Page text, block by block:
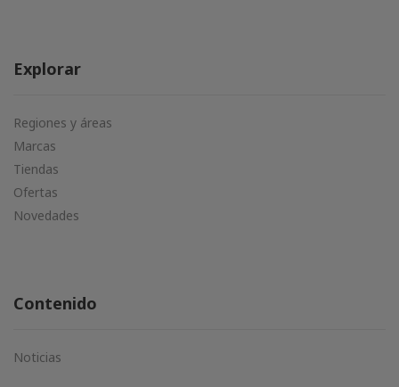
Explorar
Regiones y áreas
Marcas
Tiendas
Ofertas
Novedades
Contenido
Noticias